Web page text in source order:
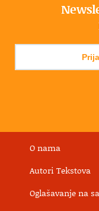
O nama
Autori Tekstova
Oglašavanje na